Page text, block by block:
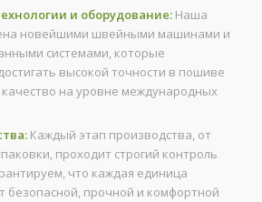
и оборудование:Наша
новейшими швейными машинами и
системами, которые
высокой точности в пошиве
на уровне международных
Каждый этап производства, от
проходит строгий контроль
что каждая единица
безопасной, прочной и комфортной